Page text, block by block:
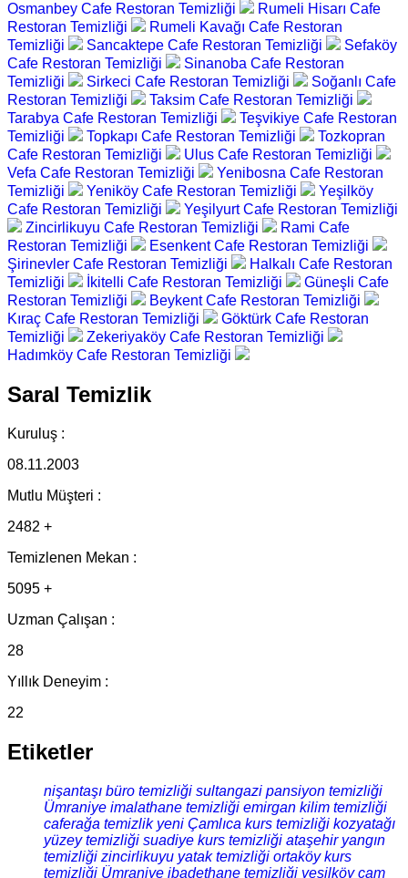
Osmanbey Cafe Restoran Temizliği
Rumeli Hisarı Cafe
Restoran Temizliği
Rumeli Kavağı Cafe Restoran
Temizliği
Sancaktepe Cafe Restoran Temizliği
Sefaköy
Cafe Restoran Temizliği
Sinanoba Cafe Restoran
Temizliği
Sirkeci Cafe Restoran Temizliği
Soğanlı Cafe
Restoran Temizliği
Taksim Cafe Restoran Temizliği
Tarabya Cafe Restoran Temizliği
Teşvikiye Cafe Restoran
Temizliği
Topkapı Cafe Restoran Temizliği
Tozkopran
Cafe Restoran Temizliği
Ulus Cafe Restoran Temizliği
Vefa Cafe Restoran Temizliği
Yenibosna Cafe Restoran
Temizliği
Yeniköy Cafe Restoran Temizliği
Yeşilköy
Cafe Restoran Temizliği
Yeşilyurt Cafe Restoran Temizliği
Zincirlikuyu Cafe Restoran Temizliği
Rami Cafe
Restoran Temizliği
Esenkent Cafe Restoran Temizliği
Şirinevler Cafe Restoran Temizliği
Halkalı Cafe Restoran
Temizliği
İkitelli Cafe Restoran Temizliği
Güneşli Cafe
Restoran Temizliği
Beykent Cafe Restoran Temizliği
Kıraç Cafe Restoran Temizliği
Göktürk Cafe Restoran
Temizliği
Zekeriyaköy Cafe Restoran Temizliği
Hadımköy Cafe Restoran Temizliği
Saral Temizlik
Kuruluş :
08.11.2003
Mutlu Müşteri :
2482 +
Temizlenen Mekan :
5095 +
Uzman Çalışan :
28
Yıllık Deneyim :
22
Etiketler
nişantaşı büro temizliği sultangazi pansiyon temizliği
Ümraniye imalathane temizliği emirgan kilim temizliği
caferağa temizlik yeni Çamlıca kurs temizliği kozyatağı
yüzey temizliği suadiye kurs temizliği ataşehir yangın
temizliği zincirlikuyu yatak temizliği ortaköy kurs
temizliği Ümraniye ibadethane temizliği yeşilköy cam